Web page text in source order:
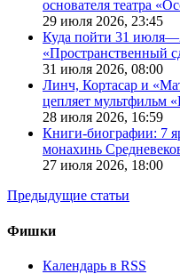
основателя театра
29 июля 2026, 23:45
Куда пойти 31
«Пространственный
31 июля 2026, 08:00
Линч, Кортасар и
цепляет мультфильм
28 июля 2026, 16:59
Книги-биографии: 7
монахинь
27 июля 2026, 18:00
Предыдущие статьи
Фишки
Календарь в RSS